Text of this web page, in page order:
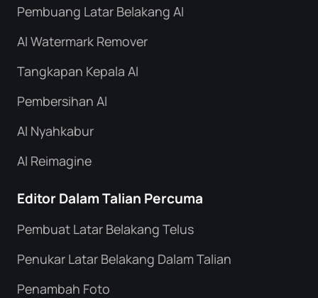
Pembuang Latar Belakang AI
AI Watermark Remover
Tangkapan Kepala AI
Pembersihan AI
AI Nyahkabur
AI Reimagine
Editor Dalam Talian Percuma
Pembuat Latar Belakang Telus
Penukar Latar Belakang Dalam Talian
Penambah Foto